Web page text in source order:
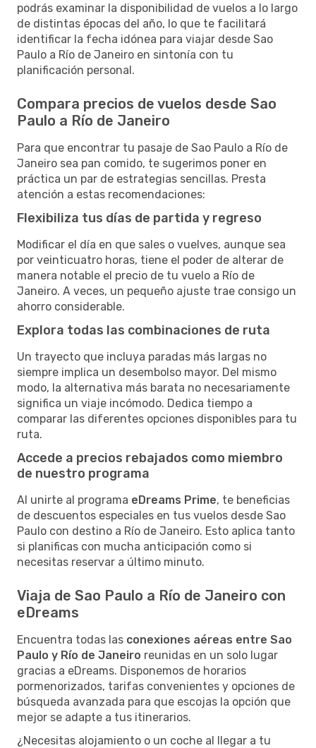
podrás examinar la disponibilidad de vuelos a lo largo
de distintas épocas del año, lo que te facilitará
identificar la fecha idónea para viajar desde Sao
Paulo a Río de Janeiro en sintonía con tu
planificación personal.
Compara precios de vuelos desde Sao
Paulo a Río de Janeiro
Para que encontrar tu pasaje de Sao Paulo a Río de
Janeiro sea pan comido, te sugerimos poner en
práctica un par de estrategias sencillas. Presta
atención a estas recomendaciones:
Flexibiliza tus días de partida y regreso
Modificar el día en que sales o vuelves, aunque sea
por veinticuatro horas, tiene el poder de alterar de
manera notable el precio de tu vuelo a Río de
Janeiro. A veces, un pequeño ajuste trae consigo un
ahorro considerable.
Explora todas las combinaciones de ruta
Un trayecto que incluya paradas más largas no
siempre implica un desembolso mayor. Del mismo
modo, la alternativa más barata no necesariamente
significa un viaje incómodo. Dedica tiempo a
comparar las diferentes opciones disponibles para tu
ruta.
Accede a precios rebajados como miembro
de nuestro programa
Al unirte al programa eDreams Prime, te beneficias
de descuentos especiales en tus vuelos desde Sao
Paulo con destino a Río de Janeiro. Esto aplica tanto
si planificas con mucha anticipación como si
necesitas reservar a último minuto.
Viaja de Sao Paulo a Río de Janeiro con
eDreams
Encuentra todas las conexiones aéreas entre Sao
Paulo y Río de Janeiro reunidas en un solo lugar
gracias a eDreams. Disponemos de horarios
pormenorizados, tarifas convenientes y opciones de
búsqueda avanzada para que escojas la opción que
mejor se adapte a tus itinerarios.
¿Necesitas alojamiento o un coche al llegar a tu